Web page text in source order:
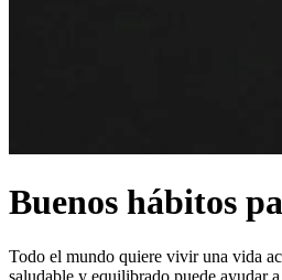
Buenos hábitos
Todo el mundo quiere vivir una vida
saludable y equilibrado puede ayudar